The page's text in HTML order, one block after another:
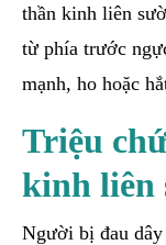
thần kinh liên
từ phía trước
mạnh, ho hoặc
Triệu
kinh liên
Người bị đau